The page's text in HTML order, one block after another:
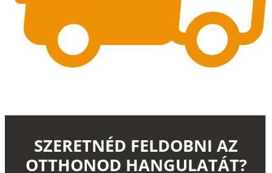
SZERETNÉD FELDOBNI AZ
OTTHONOD HANGULATÁT?